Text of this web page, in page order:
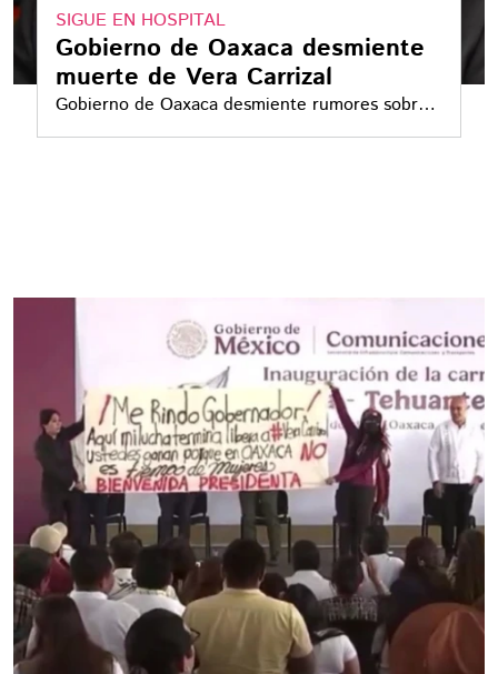
SIGUE EN HOSPITAL
Gobierno de Oaxaca desmiente
muerte de Vera Carrizal
Gobierno de Oaxaca desmiente rumores sobre
la presunta muerte del exdiputado Juan